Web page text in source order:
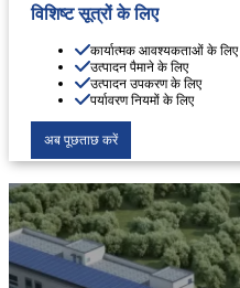
विशिष्ट सूत्रों के लिए
कार्यात्मक आवश्यकताओं के लिए
उत्पादन पैमाने के लिए
उत्पादन उपकरण के लिए
पर्यावरण नियमों के लिए
अब पूछताछ करें